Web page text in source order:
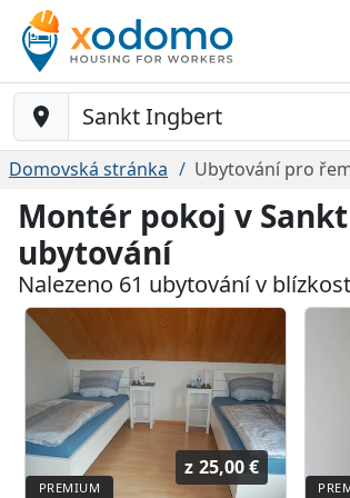
Baustelle-Location
Domovská stránka Ubytování pro
Montér pokoj v
ubytování
Nalezeno 61 ubytování v
z 25,00 €